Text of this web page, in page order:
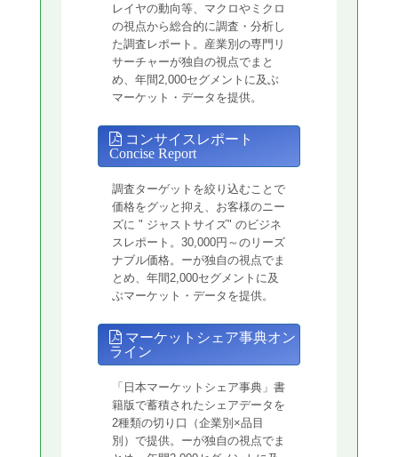
レイヤの動向等、マクロやミクロ
の視点から総合的に調査・分析し
た調査レポート。産業別の専門リ
サーチャーが独自の視点でまと
め、年間2,000セグメントに及ぶ
マーケット・データを提供。
コンサイスレポート
Concise Report
調査ターゲットを絞り込むことで
価格をグッと抑え、お客様のニー
ズに " ジャストサイズ" のビジネ
スレポート。30,000円～のリーズ
ナブル価格。ーが独自の視点でま
とめ、年間2,000セグメントに及
ぶマーケット・データを提供。
マーケットシェア事典オン
ライン
「日本マーケットシェア事典」書
籍版で蓄積されたシェアデータを
2種類の切り口（企業別×品目
別）で提供。ーが独自の視点でま